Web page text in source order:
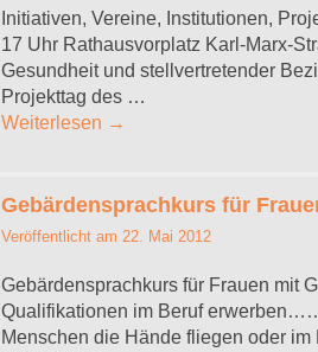
Initiativen, Vereine, Institutionen,
17 Uhr Rathausvorplatz Karl-Marx-
Gesundheit und stellvertretender
Projekttag des …
Weiterlesen →
Gebärdensprachkurs für
Veröffentlicht am 22. Mai 2012
Gebärdensprachkurs für Frauen mit
Qualifikationen im Beruf
Menschen die Hände fliegen oder